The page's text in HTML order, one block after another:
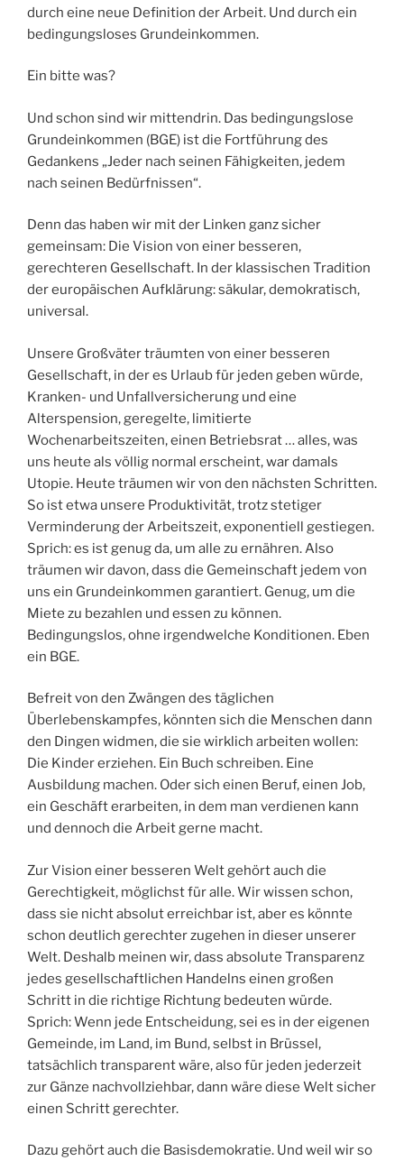
durch eine neue Definition der Arbeit. Und durch ein
bedingungsloses Grundeinkommen.
Ein bitte was?
Und schon sind wir mittendrin. Das bedingungslose
Grundeinkommen (BGE) ist die Fortführung des
Gedankens „Jeder nach seinen Fähigkeiten, jedem
nach seinen Bedürfnissen“.
Denn das haben wir mit der Linken ganz sicher
gemeinsam: Die Vision von einer besseren,
gerechteren Gesellschaft. In der klassischen Tradition
der europäischen Aufklärung: säkular, demokratisch,
universal.
Unsere Großväter träumten von einer besseren
Gesellschaft, in der es Urlaub für jeden geben würde,
Kranken- und Unfallversicherung und eine
Alterspension, geregelte, limitierte
Wochenarbeitszeiten, einen Betriebsrat … alles, was
uns heute als völlig normal erscheint, war damals
Utopie. Heute träumen wir von den nächsten Schritten.
So ist etwa unsere Produktivität, trotz stetiger
Verminderung der Arbeitszeit, exponentiell gestiegen.
Sprich: es ist genug da, um alle zu ernähren. Also
träumen wir davon, dass die Gemeinschaft jedem von
uns ein Grundeinkommen garantiert. Genug, um die
Miete zu bezahlen und essen zu können.
Bedingungslos, ohne irgendwelche Konditionen. Eben
ein BGE.
Befreit von den Zwängen des täglichen
Überlebenskampfes, könnten sich die Menschen dann
den Dingen widmen, die sie wirklich arbeiten wollen:
Die Kinder erziehen. Ein Buch schreiben. Eine
Ausbildung machen. Oder sich einen Beruf, einen Job,
ein Geschäft erarbeiten, in dem man verdienen kann
und dennoch die Arbeit gerne macht.
Zur Vision einer besseren Welt gehört auch die
Gerechtigkeit, möglichst für alle. Wir wissen schon,
dass sie nicht absolut erreichbar ist, aber es könnte
schon deutlich gerechter zugehen in dieser unserer
Welt. Deshalb meinen wir, dass absolute Transparenz
jedes gesellschaftlichen Handelns einen großen
Schritt in die richtige Richtung bedeuten würde.
Sprich: Wenn jede Entscheidung, sei es in der eigenen
Gemeinde, im Land, im Bund, selbst in Brüssel,
tatsächlich transparent wäre, also für jeden jederzeit
zur Gänze nachvollziehbar, dann wäre diese Welt sicher
einen Schritt gerechter.
Dazu gehört auch die Basisdemokratie. Und weil wir so